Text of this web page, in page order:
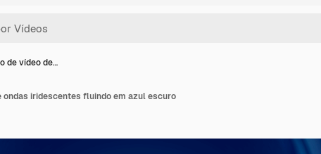
de vídeo de…
ondas iridescentes fluindo em azul escuro